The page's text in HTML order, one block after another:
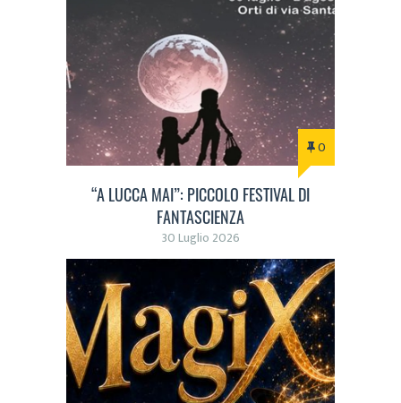
0
“A LUCCA MAI”: PICCOLO FESTIVAL DI
FANTASCIENZA
30 Luglio 2026